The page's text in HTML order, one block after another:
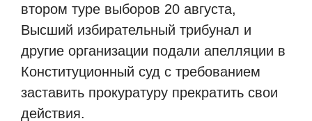
втором туре выборов 20 августа,
Высший избирательный трибунал и
другие организации подали апелляции в
Конституционный суд с требованием
заставить прокуратуру прекратить свои
действия.